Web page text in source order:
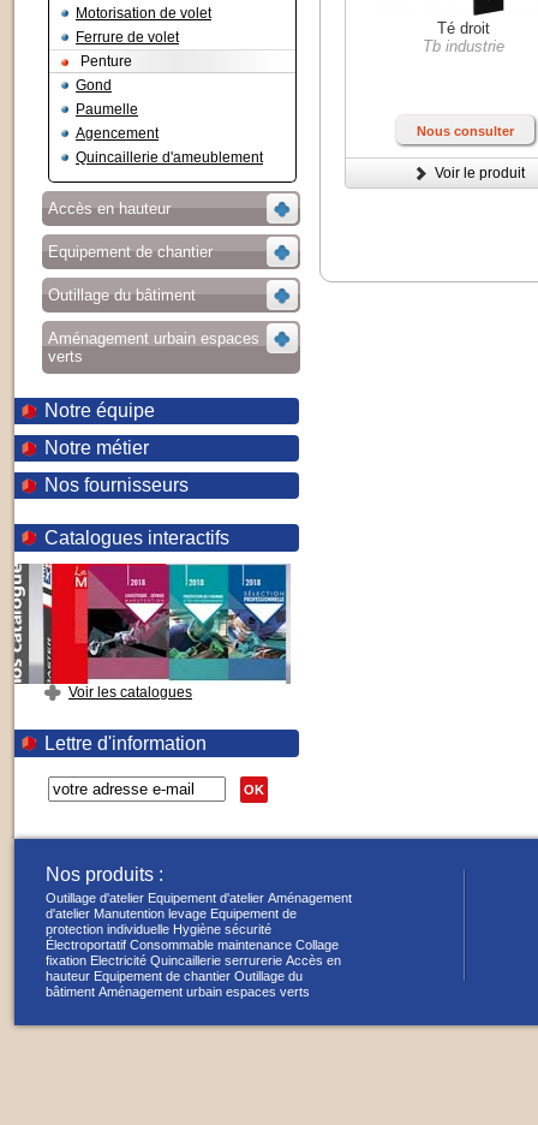
Motorisation de volet
Ferrure de volet
Penture
Gond
Paumelle
Agencement
Quincaillerie d'ameublement
Accès en hauteur
Equipement de chantier
Outillage du bâtiment
Aménagement urbain espaces
verts
Notre équipe
Notre métier
Nos fournisseurs
Catalogues interactifs
Voir les catalogues
Lettre d'information
OK
Té droit
Tb industrie
Nous consulter
Voir le produit
Nos produits :
Outillage d'atelier Equipement d'atelier Aménagement
d'atelier Manutention levage Equipement de
protection individuelle Hygiène sécurité
Électroportatif Consommable maintenance Collage
fixation Electricité Quincaillerie serrurerie Accès en
hauteur Equipement de chantier Outillage du
bâtiment Aménagement urbain espaces verts